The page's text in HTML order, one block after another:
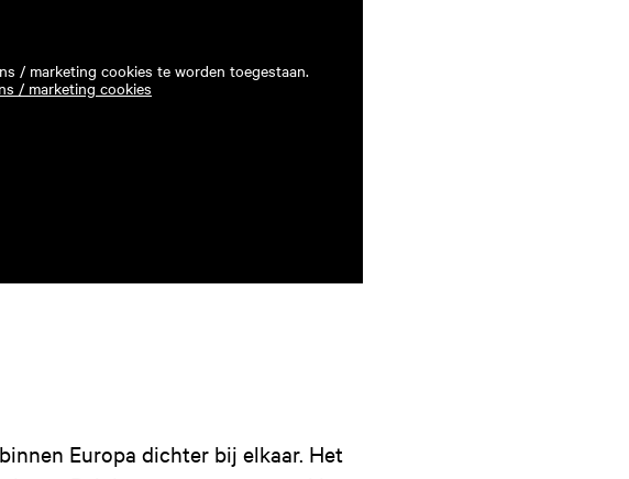
/ marketing cookies te worden toegestaan.
/ marketing cookies
Europa dichter bij elkaar. Het